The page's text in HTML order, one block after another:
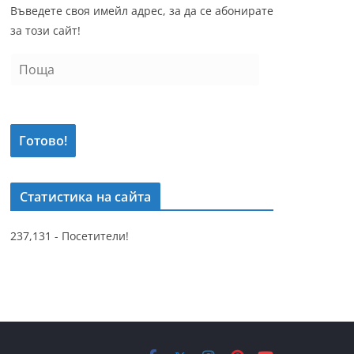
Въведете своя имейл адрес, за да се абонирате
за този сайт!
а
Готово!
Статистика на сайта
237,131 - Посетители!